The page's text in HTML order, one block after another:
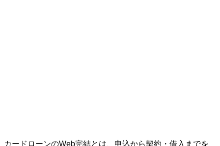
カードローンのWeb完結とは、申込から契約・借入までを